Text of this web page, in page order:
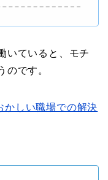
いていると、モチ
のです。
かしい職場での解決